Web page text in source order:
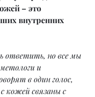
– это
внутренних
ответить, но все мы
и
в один голос,
кожей связаны с